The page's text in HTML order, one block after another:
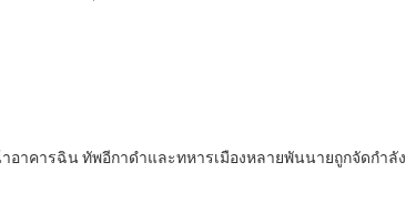
าคารฉิน ทัพอีกาดำและทหารเมืองหลายพันนายถูกจัดกำลัง